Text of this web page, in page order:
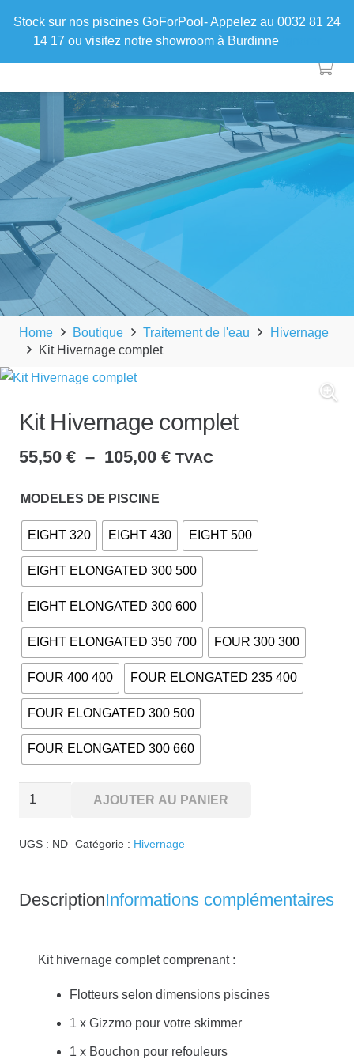
Stock sur nos piscines GoForPool- Appelez au 0032 81 24
14 17 ou visitez notre showroom à Burdinne
Home Boutique Traitement de l'eau
Hivernage
Kit Hivernage complet
Kit Hivernage complet
55,50 € – 105,00 €Plage
55,50 €
à
105,00 €
TVAC
MODELES DE PISCINE
EIGHT 320 EIGHT 430 EIGHT 500
EIGHT ELONGATED 300 500
EIGHT ELONGATED 300 600
EIGHT ELONGATED 350 700 FOUR 300 300
FOUR 400 400 FOUR ELONGATED 235 400
FOUR ELONGATED 300 500
FOUR ELONGATED 300 660
quantité
AJOUTER AU PANIER
UGS : ND Catégorie : Hivernage
DescriptionInformations complémentaires
Kit hivernage complet comprenant :
Flotteurs selon dimensions piscines
1 x Gizzmo pour votre skimmer
1 x Bouchon pour refouleurs